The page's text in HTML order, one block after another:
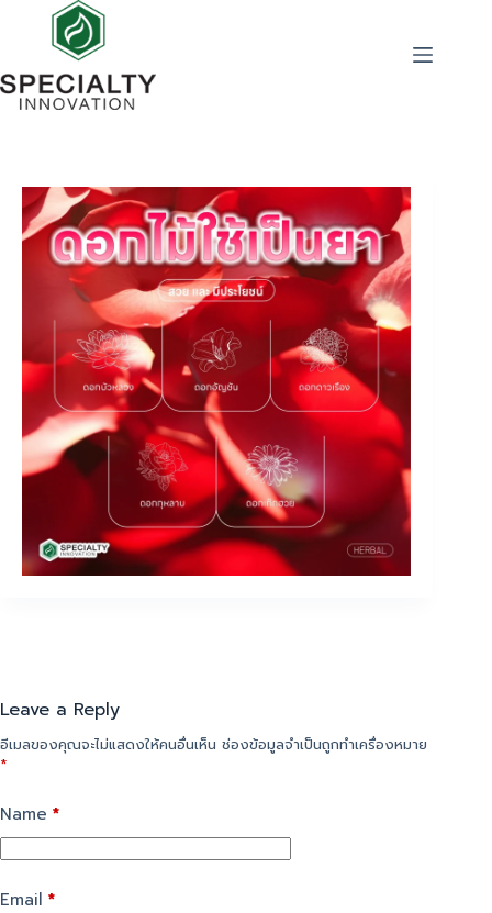
Leave a Reply
อีเมลของคุณจะไม่แสดงให้คนอื่นเห็น ช่องข้อมูลจำเป็นถูกทำเครื่องหมาย
*
Name *
Email *